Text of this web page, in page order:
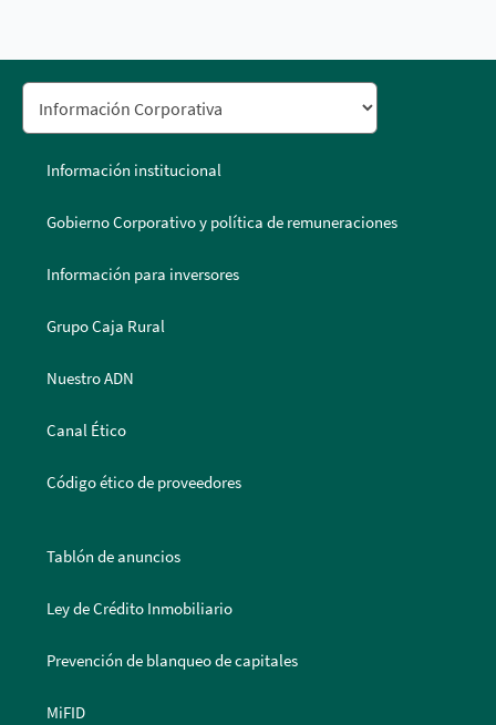
Información institucional
Gobierno Corporativo y política de remuneraciones
Información para inversores
Grupo Caja Rural
Nuestro ADN
Canal Ético
Código ético de proveedores
Tablón de anuncios
Ley de Crédito Inmobiliario
Prevención de blanqueo de capitales
MiFID